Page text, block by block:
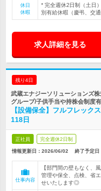
休日
休暇
* 完全週休2日制（土日
別有給休暇（慶弔、交
求人詳細を見る
残り4日
武蔵エナジーソリューションズ
グループ/子供手当や持株会制度有
【設備保全】フルフレッ
118日
正社員 完全週休2日制
情報更新日：2026/06/02 終了予定日
仕事内容
【部門間の壁もなく、
管理や保全、点検、省
せいたします◎